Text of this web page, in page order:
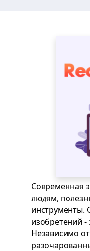
Современная
людям,
инструменты.
изобретений -
Независимо